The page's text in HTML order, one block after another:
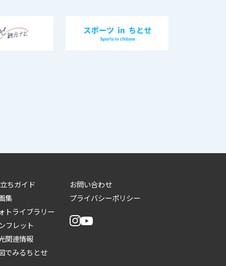
ちガイド
集
トライブラリー
フレット
関連情報
でみるちとせ
お問い合わせ
プライバシーポリシー